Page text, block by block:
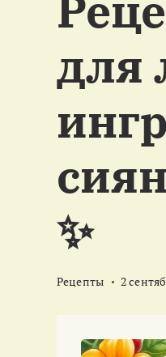
для
✨
Рецепты 2